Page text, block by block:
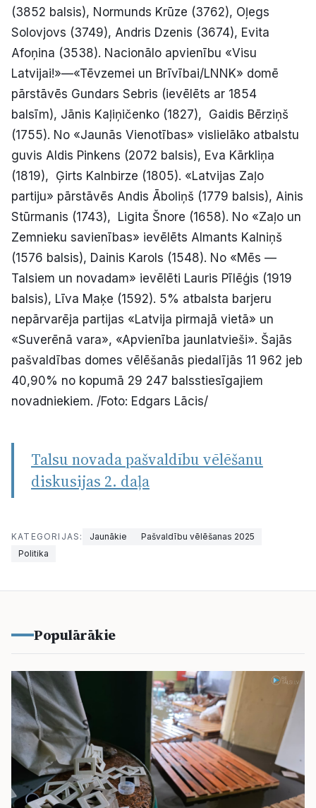
Facebook Instagram YouTube
E-avīze Abonē
(3852 balsis), Normunds Krūze (3762), Oļegs
Solovjovs (3749), Andris Dzenis (3674), Evita
Afoņina (3538). Nacionālo apvienību «Visu
Latvijai!»—«Tēvzemei un Brīvībai/LNNK» domē
pārstāvēs Gundars Sebris (ievēlēts ar 1854
balsīm), Jānis Kaļiņičenko (1827), Gaidis Bērziņš
(1755). No «Jaunās Vienotības» vislielāko atbalstu
guvis Aldis Pinkens (2072 balsis), Eva Kārkliņa
(1819), Ģirts Kalnbirze (1805). «Latvijas Zaļo
partiju» pārstāvēs Andis Āboliņš (1779 balsis), Ainis
Stūrmanis (1743), Ligita Šnore (1658). No «Zaļo un
Zemnieku savienības» ievēlēts Almants Kalniņš
(1576 balsis), Dainis Karols (1548). No «Mēs —
Talsiem un novadam» ievēlēti Lauris Pīlēģis (1919
balsis), Līva Maķe (1592). 5% atbalsta barjeru
nepārvarēja partijas «Latvija pirmajā vietā» un
«Suverēnā vara», «Apvienība jaunlatvieši». Šajās
pašvaldības domes vēlēšanās piedalījās 11 962 jeb
40,90% no kopumā 29 247 balsstiesīgajiem
novadniekiem. /Foto: Edgars Lācis/
Talsu novada pašvaldību vēlēšanu
diskusijas 2. daļa
KATEGORIJAS: Jaunākie
Pašvaldību vēlēšanas 2025
Politika
Populārākie